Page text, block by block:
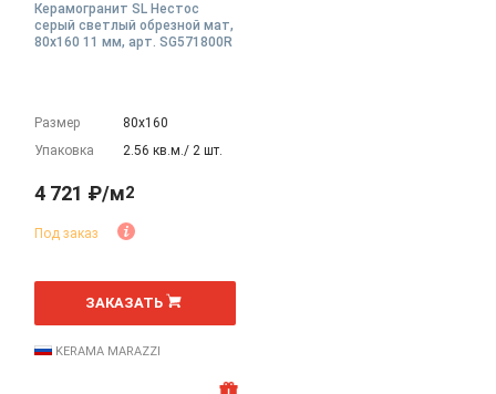
Керамогранит SL Нестос
серый светлый обрезной мат,
80x160 11 мм, арт. SG571800R
Размер
80х160
Упаковка
2.56 кв.м./ 2 шт.
4 721 ₽/м2
Под заказ
м
ЗАКАЗАТЬ
KERAMA MARAZZI